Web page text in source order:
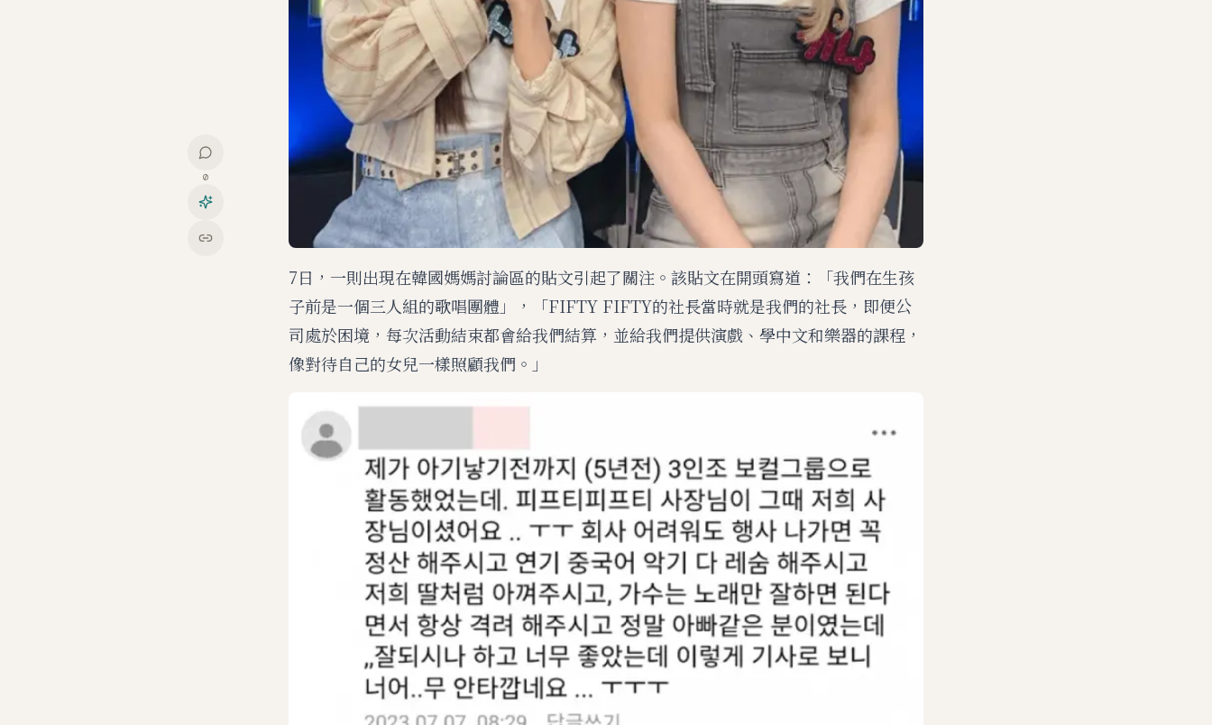
7日，一則出現在韓國媽媽討論區的貼文引起了關注。該貼文在開頭寫道：「我們在生孩
子前是一個三人組的歌唱團體」，「FIFTY FIFTY的社長當時就是我們的社長，即便公
司處於困境，每次活動結束都會給我們結算，並給我們提供演戲、學中文和樂器的課程，
像對待自己的女兒一樣照顧我們。」
0